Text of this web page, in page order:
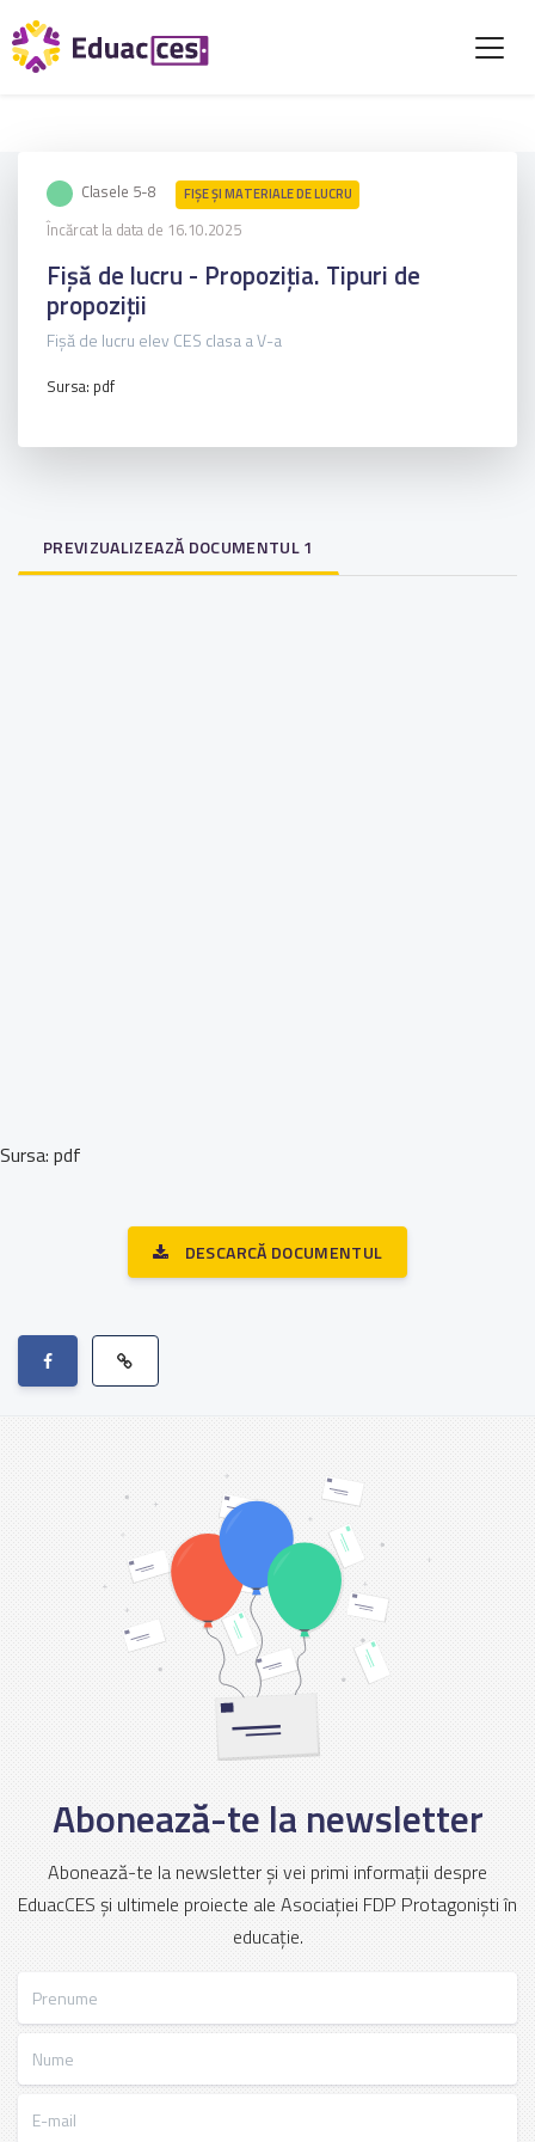
Clasele 5-8 FIŞE ŞI MATERIALE DE LUCRU
Încărcat la data de 16.10.2025
Fișă de lucru - Propoziția. Tipuri de
propoziții
Fișă de lucru elev CES clasa a V-a
Sursa: pdf
PREVIZUALIZEAZĂ DOCUMENTUL 1
Sursa: pdf
DESCARCĂ DOCUMENTUL
Abonează-te la newsletter
Abonează-te la newsletter și vei primi informații despre
EduacCES și ultimele proiecte ale Asociației FDP Protagoniști în
educație.